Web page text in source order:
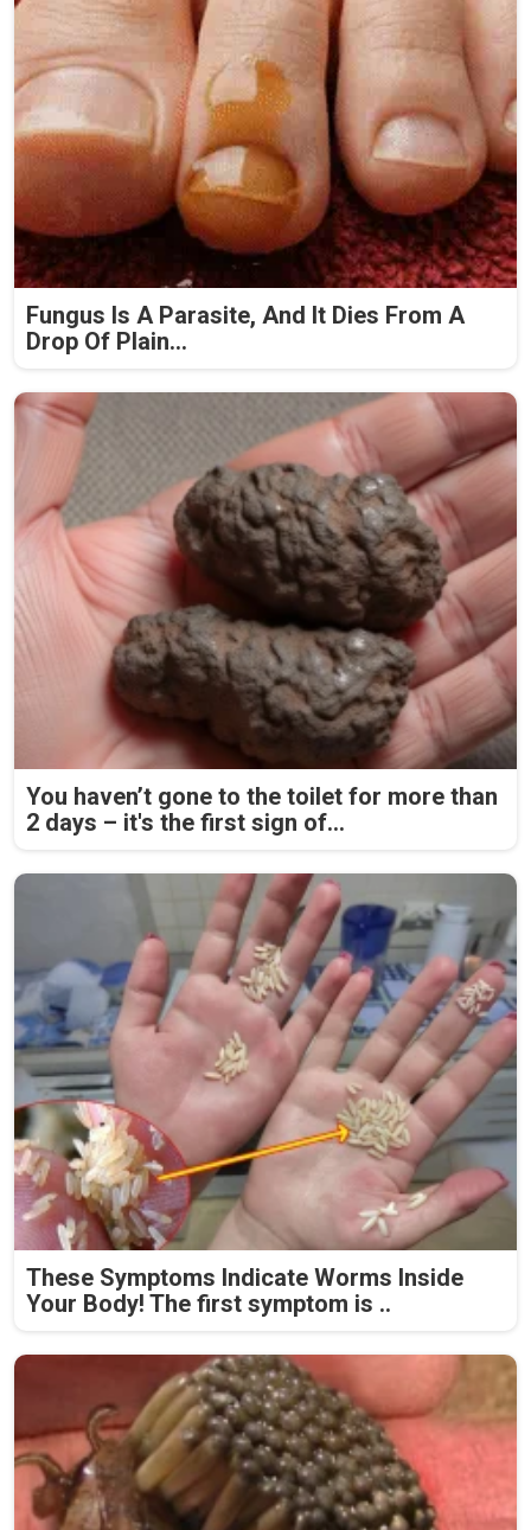
Fungus Is A Parasite, And It Dies From A
Drop Of Plain...
You haven’t gone to the toilet for more than
2 days – it's the first sign of...
These Symptoms Indicate Worms Inside
Your Body! The first symptom is ..